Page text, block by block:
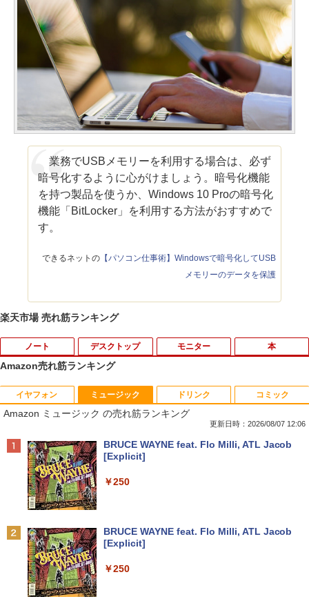
業務でUSBメモリーを利用する場合は、必ず
暗号化するように心がけましょう。暗号化機能
を持つ製品を使うか、Windows 10 Proの暗号化
機能「BitLocker」を利用する方法がおすすめで
す。
できるネットの【パソコン仕事術】Windowsで暗号化してUSB
メモリーのデータを保護
楽天市場 売れ筋ランキング
ノート
1
【タッチパネル機能付き】中古 ノートパ
ソコン 2in1 Panasonic Let's note CF-X
Z6 レッツノート 中古パソコン Windows
c 第7世代Core i5 WiFi メモリ8GB M.2 s
sd 256GB Bluetooth Webカメラ 中古モ
中古パソコン 東芝TOSHIBA ノートパソ
載 第11世代i5 メモリ 8GB SSD 256GB
デスクトップ
1
【高速SSD】送料無料【富士通 ESPRIM
O Q556/M 第6世代 Core i3-6100T 3.20
GHz/メモリ:16GB /SSD 256GB & Wind
ce付き コンパクト PC 極小型デスクトッ
プPC &おまけ付き（中古USB式キーボー
超得2,000円OFF&P2倍｜Windows11正
第8世代｜HP 中古デスクトップパソコン
モニター
1
HP Z23i プロフェッショナル液晶モニタ
ー 23インチワイド ブラック 1920×1080
（フルHD） ノングレア 非光沢 IPSパネ
GA ディスプレイポート【中古】
2
元！】モバイルモニター 15.6 インチ FH
D 1920×1080 1080P Fast IPS パネル 非
g スピーカー内蔵 Type-C/HDMI 接続 PS
本
1
ふしぎの国のバード 14巻 （ハルタコミ
ックス） [ 佐々 大河 ]
￥1,034
￥1,760
Amazon売れ筋ランキング
イヤフォン
Anker Soundcore P40i オフホワイト
Anker Soundcore P31i ブラック
ミュージック
Amazon ミュージック の売れ筋ランキング
更新日時：2026/08/07 12:06
BRUCE WAYNE feat. Flo Milli, ATL Jacob
[Explicit]
￥250
BRUCE WAYNE feat. Flo Milli, ATL Jacob
[Explicit]
￥250
ドリンク コミック